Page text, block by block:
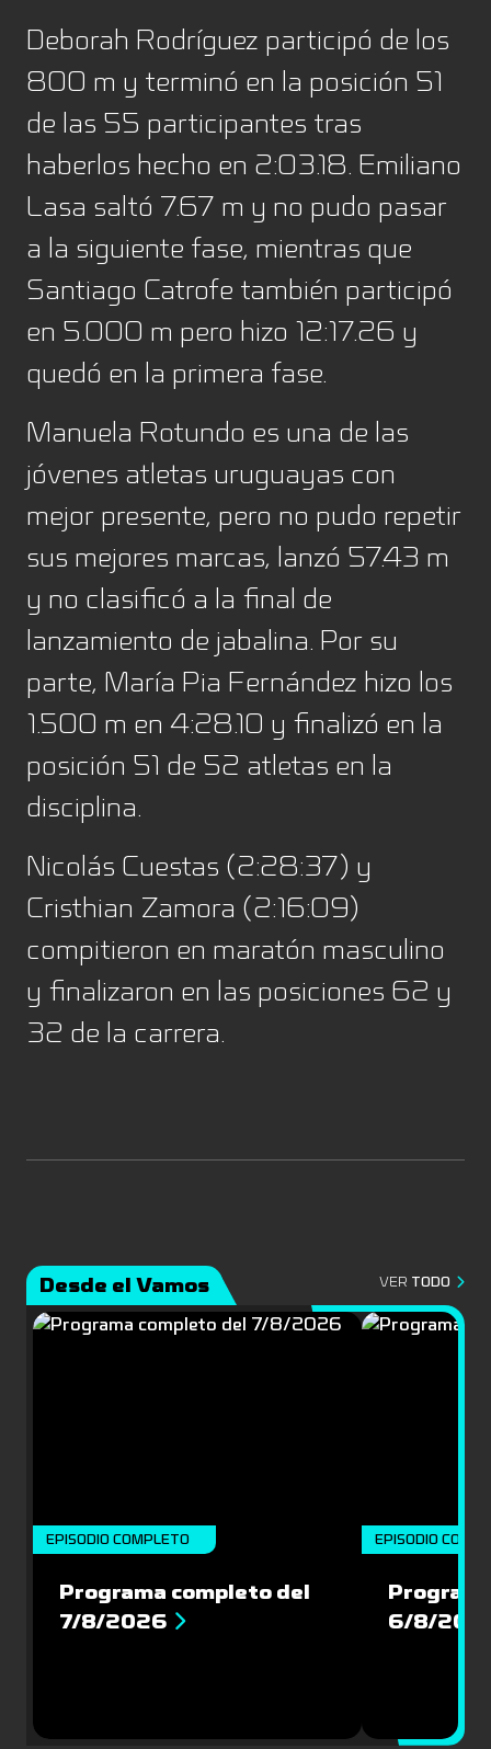
Deborah Rodríguez participó de los
800 m y terminó en la posición 51
de las 55 participantes tras
haberlos hecho en 2:03.18. Emiliano
Lasa saltó 7.67 m y no pudo pasar
a la siguiente fase, mientras que
Santiago Catrofe también participó
en 5.000 m pero hizo 12:17.26 y
quedó en la primera fase.
Manuela Rotundo es una de las
jóvenes atletas uruguayas con
mejor presente, pero no pudo repetir
sus mejores marcas, lanzó 57.43 m
y no clasificó a la final de
lanzamiento de jabalina. Por su
parte, María Pia Fernández hizo los
1.500 m en 4:28.10 y finalizó en la
posición 51 de 52 atletas en la
disciplina.
Nicolás Cuestas (2:28:37) y
Cristhian Zamora (2:16:09)
compitieron en maratón masculino
y finalizaron en las posiciones 62 y
32 de la carrera.
Desde el Vamos VER TODO
EPISODIO COMPLETO
Programa completo del
7/8/2026
EPISODIO
6/8/